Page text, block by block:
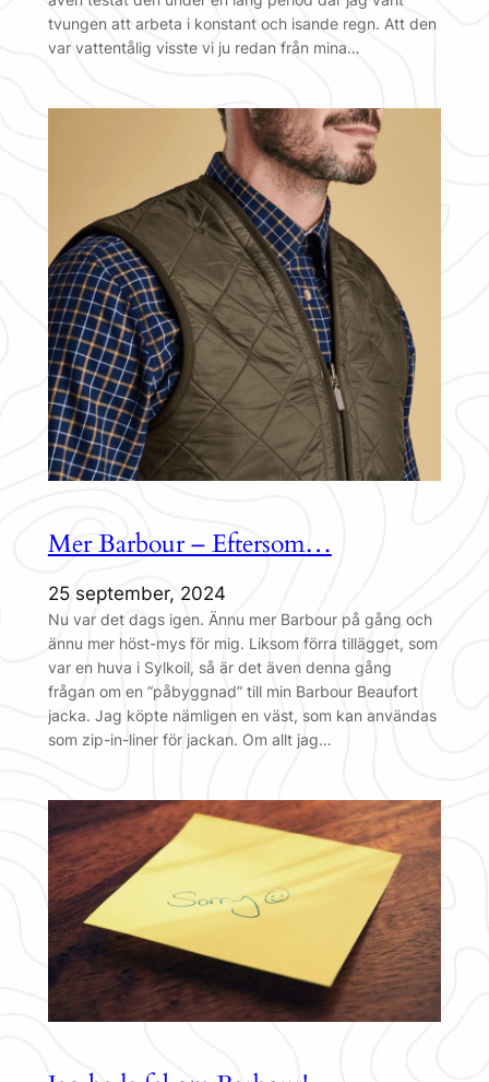
tvungen att arbeta i konstant och isande regn. Att den
var vattentålig visste vi ju redan från mina…
Mer Barbour – Eftersom…
25 september, 2024
Nu var det dags igen. Ännu mer Barbour på gång och
ännu mer höst-mys för mig. Liksom förra tillägget, som
var en huva i Sylkoil, så är det även denna gång
frågan om en “påbyggnad” till min Barbour Beaufort
jacka. Jag köpte nämligen en väst, som kan användas
som zip-in-liner för jackan. Om allt jag…